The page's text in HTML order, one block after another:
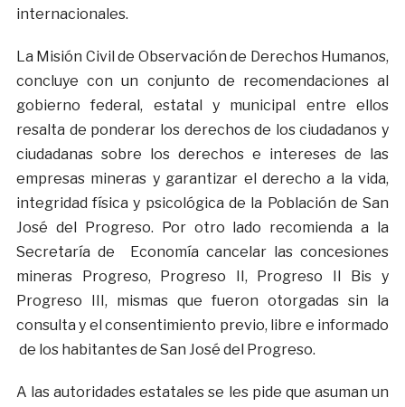
internacionales.
La Misión Civil de Observación de Derechos Humanos,
concluye con un conjunto de recomendaciones al
gobierno federal, estatal y municipal entre ellos
resalta de ponderar los derechos de los ciudadanos y
ciudadanas sobre los derechos e intereses de las
empresas mineras y garantizar el derecho a la vida,
integridad física y psicológica de la Población de San
José del Progreso. Por otro lado recomienda a la
Secretaría de Economía cancelar las concesiones
mineras Progreso, Progreso II, Progreso II Bis y
Progreso III, mismas que fueron otorgadas sin la
consulta y el consentimiento previo, libre e informado
de los habitantes de San José del Progreso.
A las autoridades estatales se les pide que asuman un